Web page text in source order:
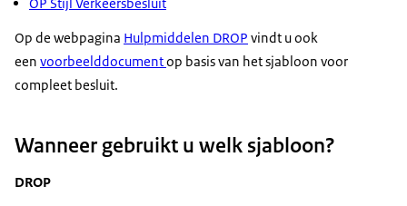
Op de webpagina Hulpmiddelen DROP vindt u ook
een voorbeelddocumentop basis van het sjabloon voor
compleet besluit.
Wanneer gebruikt u welk sjabloon?
DROP